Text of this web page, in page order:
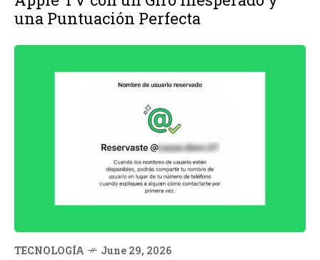
una Puntuación Perfecta
TECNOLOGÍA June 29, 2026